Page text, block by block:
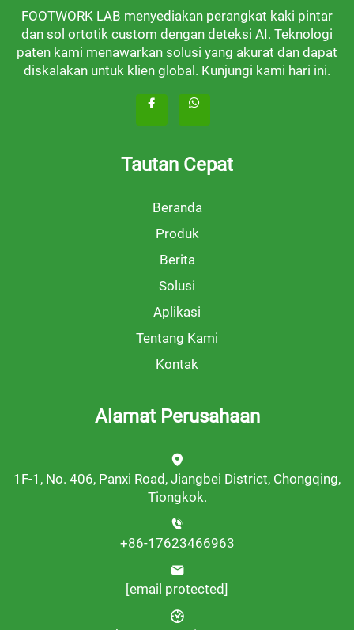
FOOTWORK LAB menyediakan perangkat kaki pintar
dan sol ortotik custom dengan deteksi AI. Teknologi
paten kami menawarkan solusi yang akurat dan dapat
diskalakan untuk klien global. Kunjungi kami hari ini.
Tautan Cepat
Beranda
Produk
Berita
Solusi
Aplikasi
Tentang Kami
Kontak
Alamat Perusahaan
1F-1, No. 406, Panxi Road, Jiangbei District, Chongqing,
Tiongkok.
+86-17623466963
[email protected]